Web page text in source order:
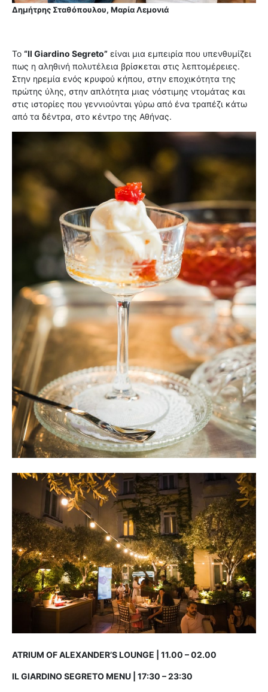
Δημήτρης Σταθόπουλου, Μαρία Λεμονιά
Το “Il Giardino Segreto” είναι μια εμπειρία που υπενθυμίζει
πως η αληθινή πολυτέλεια βρίσκεται στις λεπτομέρειες.
Στην ηρεμία ενός κρυφού κήπου, στην εποχικότητα της
πρώτης ύλης, στην απλότητα μιας νόστιμης ντομάτας και
στις ιστορίες που γεννιούνται γύρω από ένα τραπέζι κάτω
από τα δέντρα, στο κέντρο της Αθήνας.
ATRIUM OF ALEXANDER’S LOUNGE | 11.00 – 02.00
IL GIARDINO SEGRETO MENU | 17:30 – 23:30